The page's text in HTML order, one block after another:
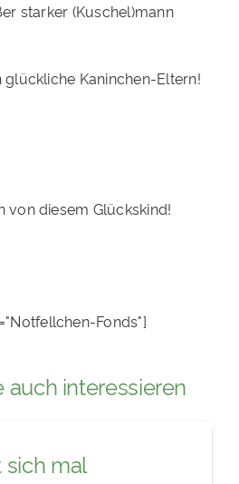
starker (Kuschel)mann
Kaninchen-Eltern!
von diesem Glückskind!
Fonds"]
auch interessieren
mal